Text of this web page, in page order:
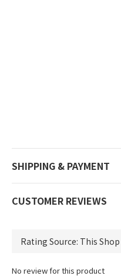
SHIPPING & PAYMENT
CUSTOMER REVIEWS
No review for this product